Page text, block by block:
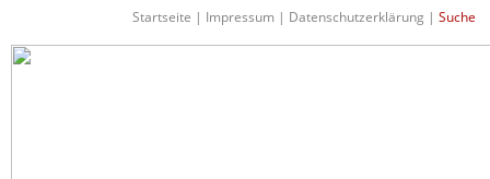
Startseite | Impressum | Datenschutzerklärung | Suche